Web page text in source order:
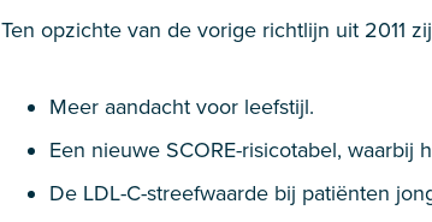
Ten opzichte van de vorige richtlijn uit 2011
Meer aandacht voor leefstijl.
Een nieuwe SCORE-risicotabel,
De LDL-C-streefwaarde bij patiënten